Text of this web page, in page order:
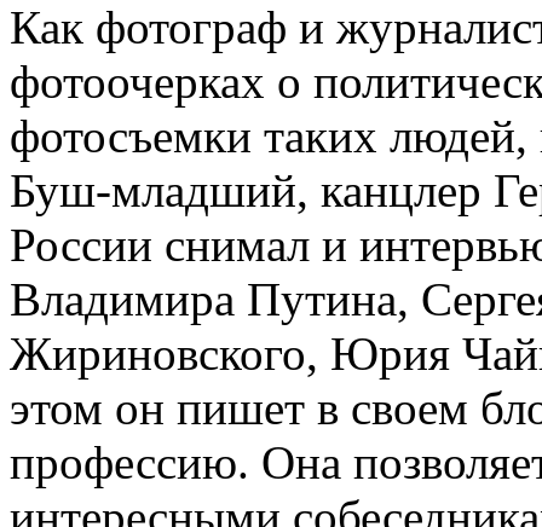
Как фотограф и
фотоочерках о
фотосъемки таких
Буш-младший, канцлер
России снимал и
Владимира Путина,
Жириновского, Юрия
этом он пишет в своем
профессию. Она